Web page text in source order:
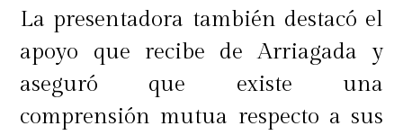
La presentadora también destacó el
apoyo que recibe de Arriagada y
aseguró que existe una
comprensión mutua respecto a sus